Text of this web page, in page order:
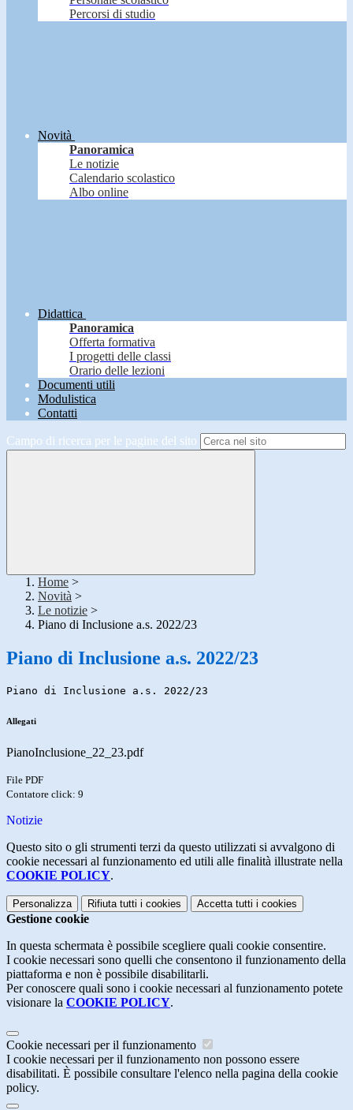
Percorsi di studio
Novità
Panoramica
Le notizie
Calendario scolastico
Albo online
Didattica
Panoramica
Offerta formativa
I progetti delle classi
Orario delle lezioni
Documenti utili
Modulistica
Contatti
Campo di ricerca per le pagine del sito
Home >
Novità >
Le notizie >
Piano di Inclusione a.s. 2022/23
Piano di Inclusione a.s. 2022/23
Piano di Inclusione a.s. 2022/23
Allegati
PianoInclusione_22_23.pdf
File PDF
Contatore click: 9
Notizie
Questo sito o gli strumenti terzi da questo utilizzati si avvalgono di
cookie necessari al funzionamento ed utili alle finalità illustrate nella
COOKIE POLICY.
Personalizza Rifiuta tutti i cookies Accetta tutti i cookies
Gestione cookie
In questa schermata è possibile scegliere quali cookie consentire.
I cookie necessari sono quelli che consentono il funzionamento della
piattaforma e non è possibile disabilitarli.
Per conoscere quali sono i cookie necessari al funzionamento potete
visionare la COOKIE POLICY.
Cookie necessari per il funzionamento
I cookie necessari per il funzionamento non possono essere
disabilitati. È possibile consultare l'elenco nella pagina della cookie
policy.